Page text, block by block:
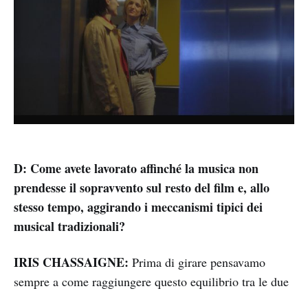
D: Come avete lavorato affinché la musica non
prendesse il sopravvento sul resto del film e, allo
stesso tempo, aggirando i meccanismi tipici dei
musical tradizionali?
IRIS CHASSAIGNE: Prima di girare pensavamo
sempre a come raggiungere questo equilibrio tra le due